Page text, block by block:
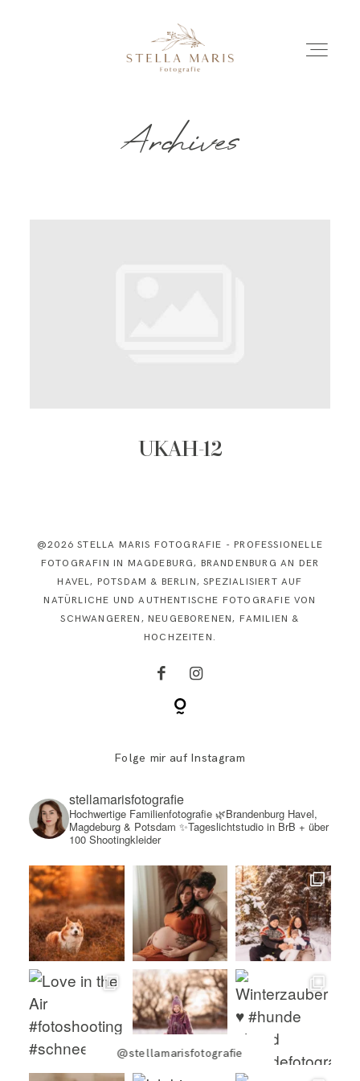
EINBLICKE
Archives
UKAH-12
@2026 STELLA MARIS FOTOGRAFIE - PROFESSIONELLE
FOTOGRAFIN IN MAGDEBURG, BRANDENBURG AN DER
HAVEL, POTSDAM & BERLIN, SPEZIALISIERT AUF
NATÜRLICHE UND AUTHENTISCHE FOTOGRAFIE VON
SCHWANGEREN, NEUGEBORENEN, FAMILIEN &
HOCHZEITEN.
Folge mir auf Instagram
@stellamarisfotografie
stellamarisfotografie
Hochwertige Familienfotografie🌿Brandenburg Havel,
Magdeburg & Potsdam ✨Tageslichtstudio in BrB + über
100 Shootingkleider